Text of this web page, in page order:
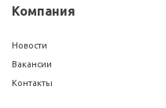
Компания
Новости
Вакансии
Контакты